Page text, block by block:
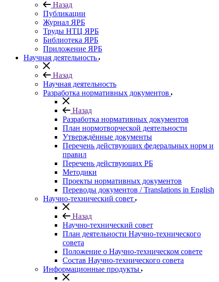
Назад
Публикации
Журнал ЯРБ
Труды НТЦ ЯРБ
Библиотека ЯРБ
Приложение ЯРБ
Научная деятельность
Назад
Научная деятельность
Разработка нормативных документов
Назад
Разработка нормативных документов
План нормотворческой деятельности
Утверждённые документы
Перечень действующих федеральных норм и
правил
Перечень действующих РБ
Методики
Проекты нормативных документов
Переводы документов / Translations in English
Научно-технический совет
Назад
Научно-технический совет
План деятельности Научно-технического
совета
Положение о Научно-техническом совете
Состав Научно-технического совета
Информационные продукты